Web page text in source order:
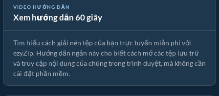
VIDEO HƯỚNG DẪN
Xem hướng dẫn 60 giây
Cách giải nén tệp trực tuyến với ezyZip (miễn phí, không cần cài
Tìm hiểu cách giải nén tệp của bạn trực tuyến miễn phí với
ezyZip. Hướng dẫn ngắn này cho biết cách mở các tệp lưu trữ
và truy cập nội dung của chúng trong trình duyệt, mà không cần
cài đặt phần mềm.